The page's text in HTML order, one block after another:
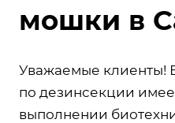
мошки в
Уважаемые клиенты!
по дезинсекции
выполнении